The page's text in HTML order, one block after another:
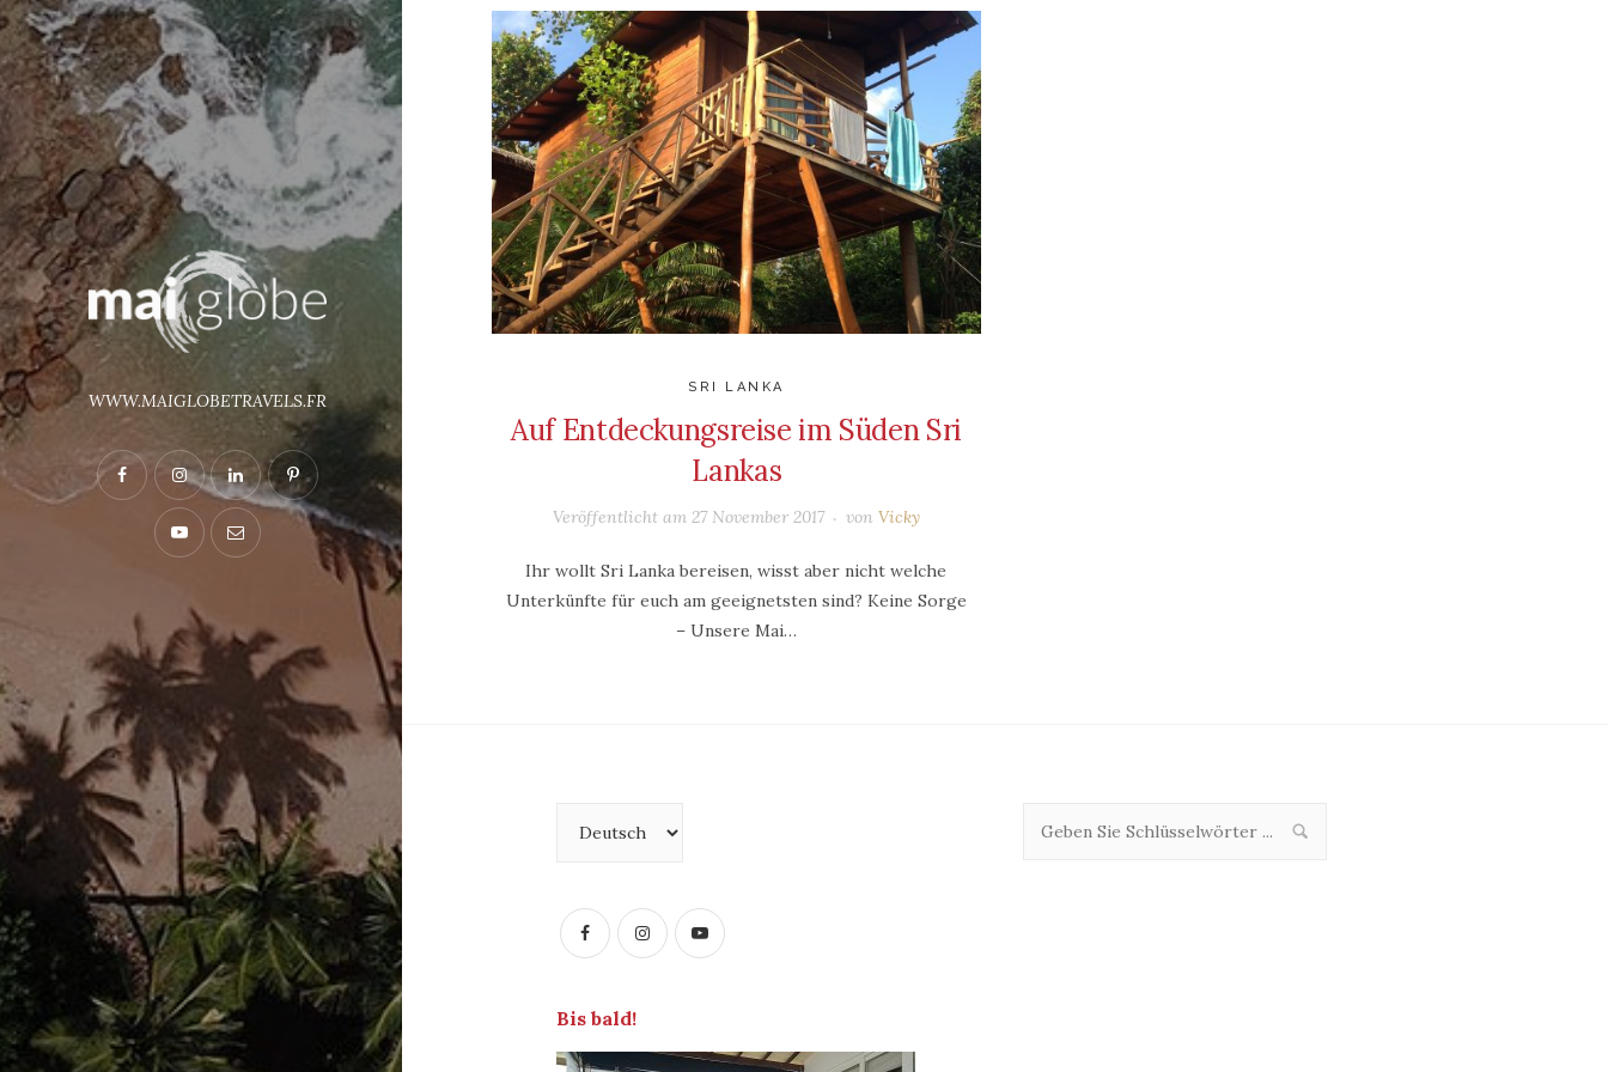
WWW.MAIGLOBETRAVELS.FR
SRI LANKA
Auf Entdeckungsreise im Süden Sri
Lankas
Veröffentlicht am 27 November 2017 vonVicky
Ihr wollt Sri Lanka bereisen, wisst aber nicht welche
Unterkünfte für euch am geeignetsten sind? Keine Sorge
– Unsere Mai…
auswählen
Bis bald!